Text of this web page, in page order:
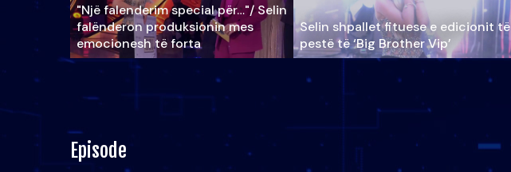
"Një falenderim special për…"/ Selin
falënderon produksionin mes
emocionesh të forta
Selin shpallet fituese e edicionit të
pestë të ‘Big Brother Vip’
Episode